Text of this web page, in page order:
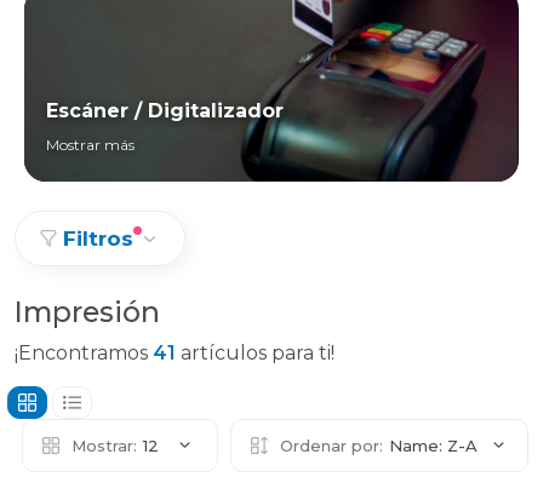
Escáner / Digitalizador
Mostrar más
Filtros
Impresión
¡Encontramos 41 artículos para ti!
Mostrar: 12 Ordenar por: Name: Z-A